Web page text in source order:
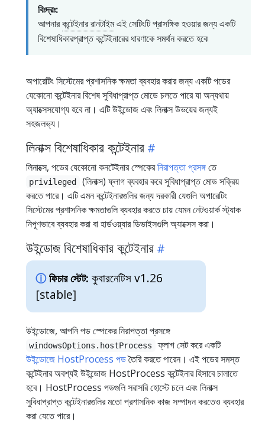
বিঃদ্রঃ:
আপনারকন্টেইনার রানটাইমএই সেটিংটি প্রাসঙ্গিক হওয়ার জন্য একটি
বিশেষাধিকারপ্রাপ্ত কন্টেইনারের ধারণাকে সমর্থন করতে হবে৷
অপারেটিং সিস্টেমের প্রশাসনিক ক্ষমতা ব্যবহার করার জন্য একটি পডের
যেকোনো কন্টেইনার বিশেষ সুবিধাপ্রাপ্ত মোডে চলতে পারে যা অন্যথায়
অ্যাক্সেসযোগ্য হবে না। এটি উইন্ডোজ এবং লিনাক্স উভয়ের জন্যই
সহজলভ্য।
লিনাক্স বিশেষাধিকার কন্টেইনার
লিনাক্সে, পডের যেকোনো কনটেইনার স্পেকেরনিরাপত্তা প্রসঙ্গতে
privileged
(লিনাক্স) ফ্লাগ ব্যবহার করে সুবিধাপ্রাপ্ত মোড সক্রিয়
করতে পারে। এটি এমন কন্টেইনারগুলির জন্য দরকারী যেগুলি অপারেটিং
সিস্টেমের প্রশাসনিক ক্ষমতাগুলি ব্যবহার করতে চায় যেমন নেটওয়ার্ক স্ট্যাক
নিপূণভাবে ব্যবহার করা বা হার্ডওয়্যার ডিভাইসগুলি অ্যাক্সেস করা।
উইন্ডোজ বিশেষাধিকার কন্টেইনার
ফিচার স্টেট: কুবারনেটিস v1.26
[stable]
উইন্ডোজে, আপনি পড স্পেকের নিরাপত্তা প্রসঙ্গে
windowsOptions.hostProcess
ফ্লাগ সেট করে একটি
উইন্ডোজে HostProcess পডতৈরি করতে পারেন। এই পডের সমস্ত
কন্টেইনার অবশ্যই উইন্ডোজ HostProcess কন্টেইনার হিসাবে চালাতে
হবে। HostProcess পডগুলি সরাসরি হোস্টে চলে এবং লিনাক্স
সুবিধাপ্রাপ্ত কন্টেইনারগুলির মতো প্রশাসনিক কাজ সম্পাদন করতেও ব্যবহার
করা যেতে পারে।